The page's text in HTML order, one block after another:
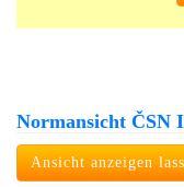
Normansicht ČSN
Ansicht anzeigen